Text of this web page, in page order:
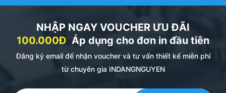
NHẬP NGAY VOUCHER ƯU ĐÃI
100.000Đ Áp dụng cho đơn in đầu tiên
Đăng ký email để nhận voucher và tư vấn thiết kế miễn phí
từ chuyên gia INDANGNGUYEN